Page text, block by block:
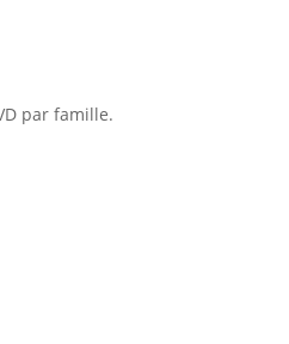
par famille.